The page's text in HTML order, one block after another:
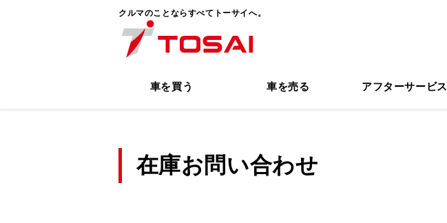
クルマのことならすべてトーサイへ。
車を買う 車を売る アフターサービス
在庫お問い合わせ